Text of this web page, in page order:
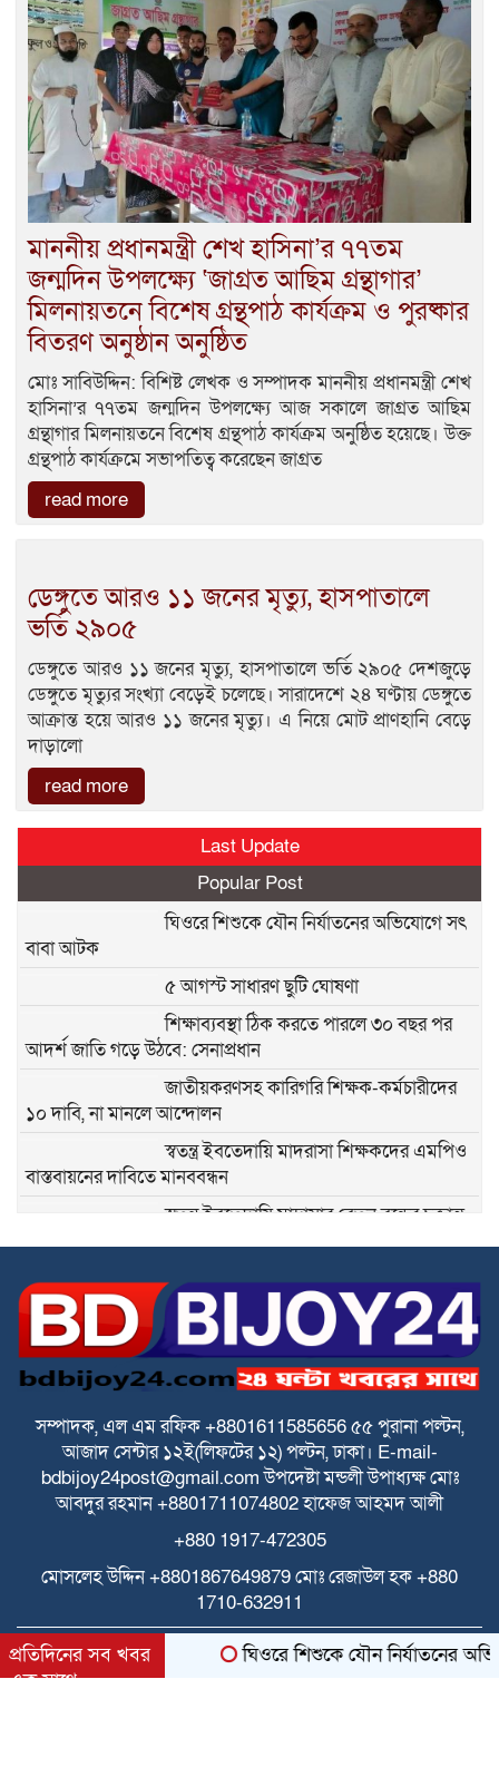
মাননীয় প্রধানমন্ত্রী শেখ হাসিনা’র ৭৭তম
জন্মদিন উপলক্ষ্যে ‘জাগ্রত আছিম গ্রন্থাগার’
মিলনায়তনে বিশেষ গ্রন্থপাঠ কার্যক্রম ও পুরষ্কার
বিতরণ অনুষ্ঠান অনুষ্ঠিত
মোঃ সাবিউদ্দিন: বিশিষ্ট লেখক ও সম্পাদক মাননীয় প্রধানমন্ত্রী শেখ
হাসিনা’র ৭৭তম জন্মদিন উপলক্ষ্যে আজ সকালে জাগ্রত আছিম
গ্রন্থাগার মিলনায়তনে বিশেষ গ্রন্থপাঠ কার্যক্রম অনুষ্ঠিত হয়েছে। উক্ত
গ্রন্থপাঠ কার্যক্রমে সভাপতিত্ব করেছেন জাগ্রত
read more
ডেঙ্গুতে আরও ১১ জনের মৃত্যু, হাসপাতালে
ভর্তি ২৯০৫
ডেঙ্গুতে আরও ১১ জনের মৃত্যু, হাসপাতালে ভর্তি ২৯০৫ দেশজুড়ে
ডেঙ্গুতে মৃত্যুর সংখ্যা বেড়েই চলেছে। সারাদেশে ২৪ ঘণ্টায় ডেঙ্গুতে
আক্রান্ত হয়ে আরও ১১ জনের মৃত্যু। এ নিয়ে মোট প্রাণহানি বেড়ে
দাড়ালো
read more
Last Update
Popular Post
ঘিওরে শিশুকে যৌন নির্যাতনের অভিযোগে সৎ
বাবা আটক
৫ আগস্ট সাধারণ ছুটি ঘোষণা
শিক্ষাব্যবস্থা ঠিক করতে পারলে ৩০ বছর পর
আদর্শ জাতি গড়ে উঠবে: সেনাপ্রধান
জাতীয়করণসহ কারিগরি শিক্ষক-কর্মচারীদের
১০ দাবি, না মানলে আন্দোলন
স্বতন্ত্র ইবতেদায়ি মাদরাসা শিক্ষকদের এমপিও
বাস্তবায়নের দাবিতে মানববন্ধন
স্বতন্ত্র ইবতেদায়ি মাদ্রাসার বেতন বন্ধের চক্রান্ত
ও মিথ্যা মামলার বিরুদ্ধে তীব্র প্রতিবাদ ও প্রতিকার
পে স্কেল বাস্তবায়নে বাড়ছে উদ্বেগ ও হতাশা
ঘিওরে বালিয়াখোড়া ইউনিয়নের ৩নং ওয়ার্ডের
ইমাম ও খতিবদের সম্মানীর জন্য মসজিদ
নির্বাচনে দুর্নীতির অভিযোগ
স্বতন্ত্র ইবতেদায়ি মাদ্রাসা জাতীয়করণ/
এমপিওভুক্তির দাবিতে শিক্ষামন্ত্রীর কাছে
স্মারকলিপি
আনন্দ টিভির সাংবাদিকে মারধরের অভিযোগ
সম্পাদক, এল এম রফিক +8801611585656৫৫ পুরানা পল্টন,
আজাদ সেন্টার ১২ই(লিফটের ১২) পল্টন, ঢাকা। E-mail-
bdbijoy24post@gmail.comউপদেষ্টা মন্ডলীউপাধ্যক্ষ মোঃ
আবদুর রহমান +8801711074802হাফেজ আহমদ আলী
+880 1917-472305
মোসলেহ উদ্দিন +8801867649879মোঃ রেজাউল হক+880
1710-632911
All rights reserved © 2025 Themes Created by
প্রতিদিনের সব খবর
এক সাথে
ঘিওরে শিশুকে যৌন নির্যাতনের